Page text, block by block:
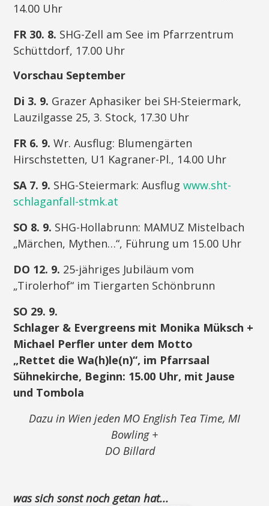
14.00 Uhr
FR 30. 8. SHG-Zell am See im Pfarrzentrum
Schüttdorf, 17.00 Uhr
Vorschau September
Di 3. 9. Grazer Aphasiker bei SH-Steiermark,
Lauzilgasse 25, 3. Stock, 17.30 Uhr
FR 6. 9.Wr. Ausflug: Blumengärten
Hirschstetten, U1 Kagraner-Pl., 14.00 Uhr
SA 7. 9. SHG-Steiermark: Ausflugwww.sht-
schlaganfall-stmk.at
SO 8. 9. SHG-Hollabrunn: MAMUZ Mistelbach
„Märchen, Mythen…“, Führung um 15.00 Uhr
DO 12. 9. 25-jähriges Jubiläum vom
„Tirolerhof“ im Tiergarten Schönbrunn
SO 29. 9.
Schlager & Evergreens mit Monika Müksch +
Michael Perfler unter dem Motto
„Rettet die Wa(h)le(n)“, im Pfarrsaal
Sühnekirche, Beginn: 15.00 Uhr, mit Jause
und Tombola
Dazu in Wien jeden MO English Tea Time, MI
Bowling +
DO Billard
was sich sonst noch getan hat...